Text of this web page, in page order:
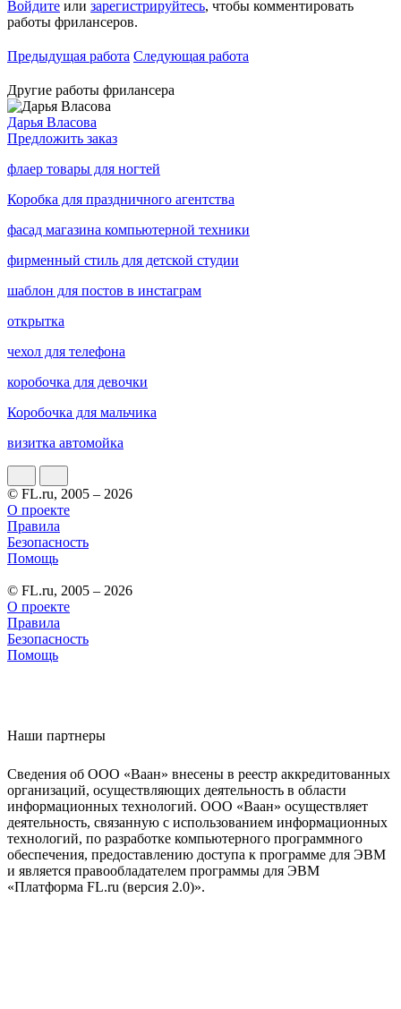
Войдите или зарегистрируйтесь, чтобы комментировать
работы фрилансеров.
Предыдущая работа Следующая работа
Другие работы фрилансера
Дарья Власова
Предложить заказ
флаер товары для ногтей
Коробка для праздничного агентства
фасад магазина компьютерной техники
фирменный стиль для детской студии
шаблон для постов в инстаграм
открытка
чехол для телефона
коробочка для девочки
Коробочка для мальчика
визитка автомойка
© FL.ru, 2005 – 2026
О проекте
Правила
Безопасность
Помощь
© FL.ru, 2005 – 2026
О проекте
Правила
Безопасность
Помощь
Наши партнеры
Сведения об ООО «Ваан» внесены в реестр аккредитованных
организаций, осуществляющих деятельность в области
информационных технологий. ООО «Ваан» осуществляет
деятельность, связанную с использованием информационных
технологий, по разработке компьютерного программного
обеспечения, предоставлению доступа к программе для ЭВМ
и является правообладателем программы для ЭВМ
«Платформа FL.ru (версия 2.0)».